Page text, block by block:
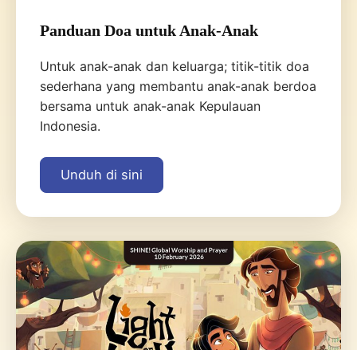
Panduan Doa untuk Anak-Anak
Untuk anak-anak dan keluarga; titik-titik doa
sederhana yang membantu anak-anak berdoa
bersama untuk anak-anak Kepulauan
Indonesia.
Unduh di sini